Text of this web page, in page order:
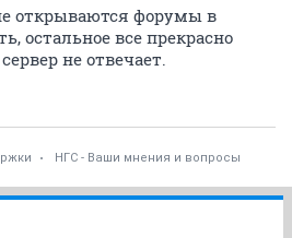
открываются форумы в
остальное все прекрасно
не отвечает.
НГС - Ваши мнения и вопросы